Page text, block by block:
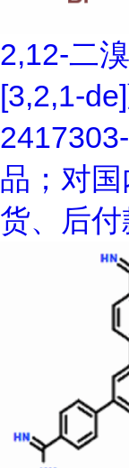
2,12-二
[3,2,1-
品；对
货、后付